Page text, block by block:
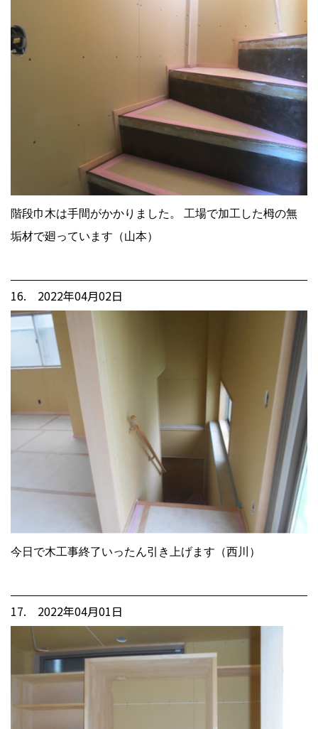
階段巾木は手間がかかりました。 工場で加工した栂の無
垢材で廻っています（山本）
16. 2022年04月02日
今日で木工事終了いったん引き上げます（西川）
17. 2022年04月01日